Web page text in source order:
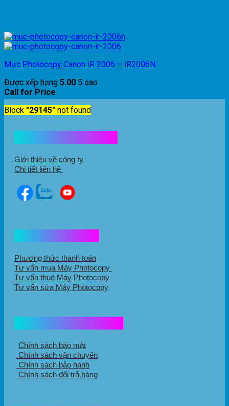
Mực Photocopy Canon iR 2006 – iR2006N
Được xếp hạng 5.00 5 sao
Call for Price
Block "29145" not found
Giới thiệu về công ty
Chi tiết liên hệ
Phương thức thanh toán
Tư vấn mua Máy Photocopy
Tư vấn thuê Máy Photocopy
Tư vấn sửa Máy Photocopy
Chính sách bảo mật
Chính sách vận chuyển
Chính sách bảo hành
Chính sách đổi trả hàng